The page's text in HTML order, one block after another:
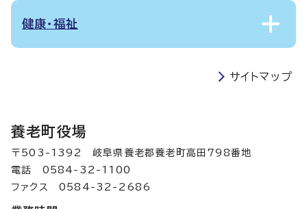
健康・福祉
サイトマップ
養老町役場
〒503-1392 岐阜県養老郡養老町高田798番地
電話 0584-32-1100
ファクス 0584-32-2686